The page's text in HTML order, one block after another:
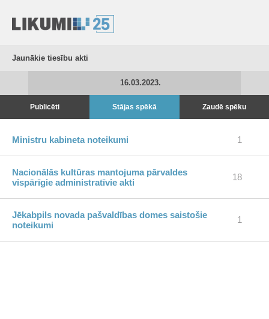
Jaunākie tiesību akti
16.03.2023.
Publicēti Stājas spēkā Zaudē spēku
Ministru kabineta noteikumi 1
Nacionālās kultūras mantojuma pārvaldes
vispārīgie administratīvie akti
18
Jēkabpils novada pašvaldības domes saistošie
noteikumi
1